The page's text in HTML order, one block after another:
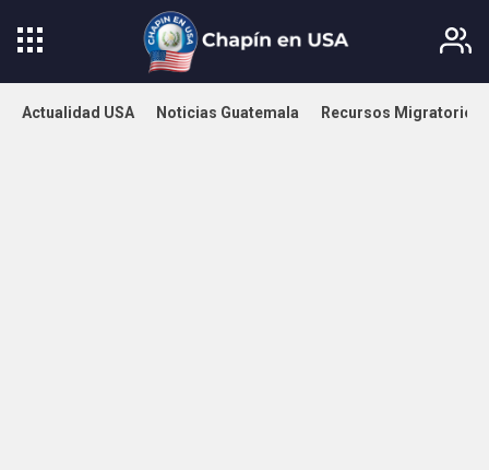
Actualidad USA Noticias Guatemala Recursos Migratorios